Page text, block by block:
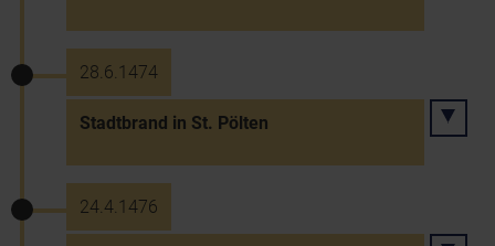
28.6.1474
Stadtbrand in St. Pölten
24.4.1476